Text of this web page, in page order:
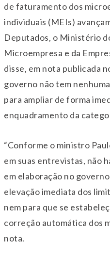
de faturamento dos
individuais (MEIs)
Deputados, o Ministério
Microempresa e da
disse, em nota publicada
governo não tem
para ampliar de forma
enquadramento da
“Conforme o ministro
em suas entrevistas, não
em elaboração no
elevação imediata dos
nem para que se
correção automática dos
nota.